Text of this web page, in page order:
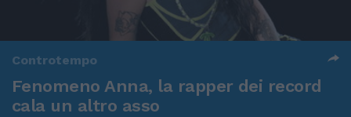
Controtempo
Fenomeno Anna, la rapper dei record
cala un altro asso